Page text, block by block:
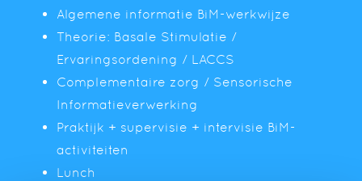
Algemene informatie BiM-werkwijze
Theorie: Basale Stimulatie /
Ervaringsordening / LACCS
Complementaire zorg / Sensorische
Informatieverwerking
Praktijk + supervisie + intervisie BiM-
activiteiten
Lunch